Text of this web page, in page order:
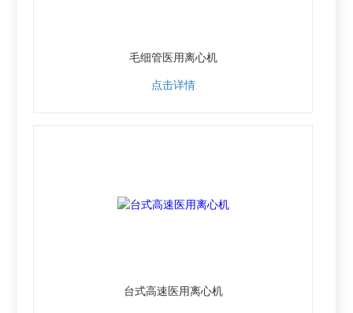
毛细管医用离心机
点击详情
台式高速医用离心机